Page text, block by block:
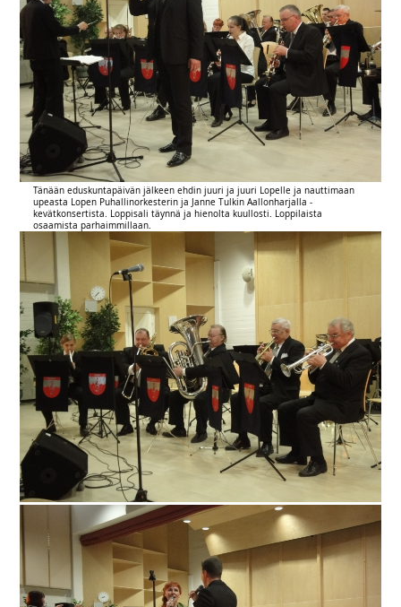
Tänään eduskuntapäivän jälkeen ehdin juuri ja juuri Lopelle ja nauttimaan
upeasta Lopen Puhallinorkesterin ja Janne Tulkin Aallonharjalla -
kevätkonsertista. Loppisali täynnä ja hienolta kuullosti. Loppilaista
osaamista parhaimmillaan.